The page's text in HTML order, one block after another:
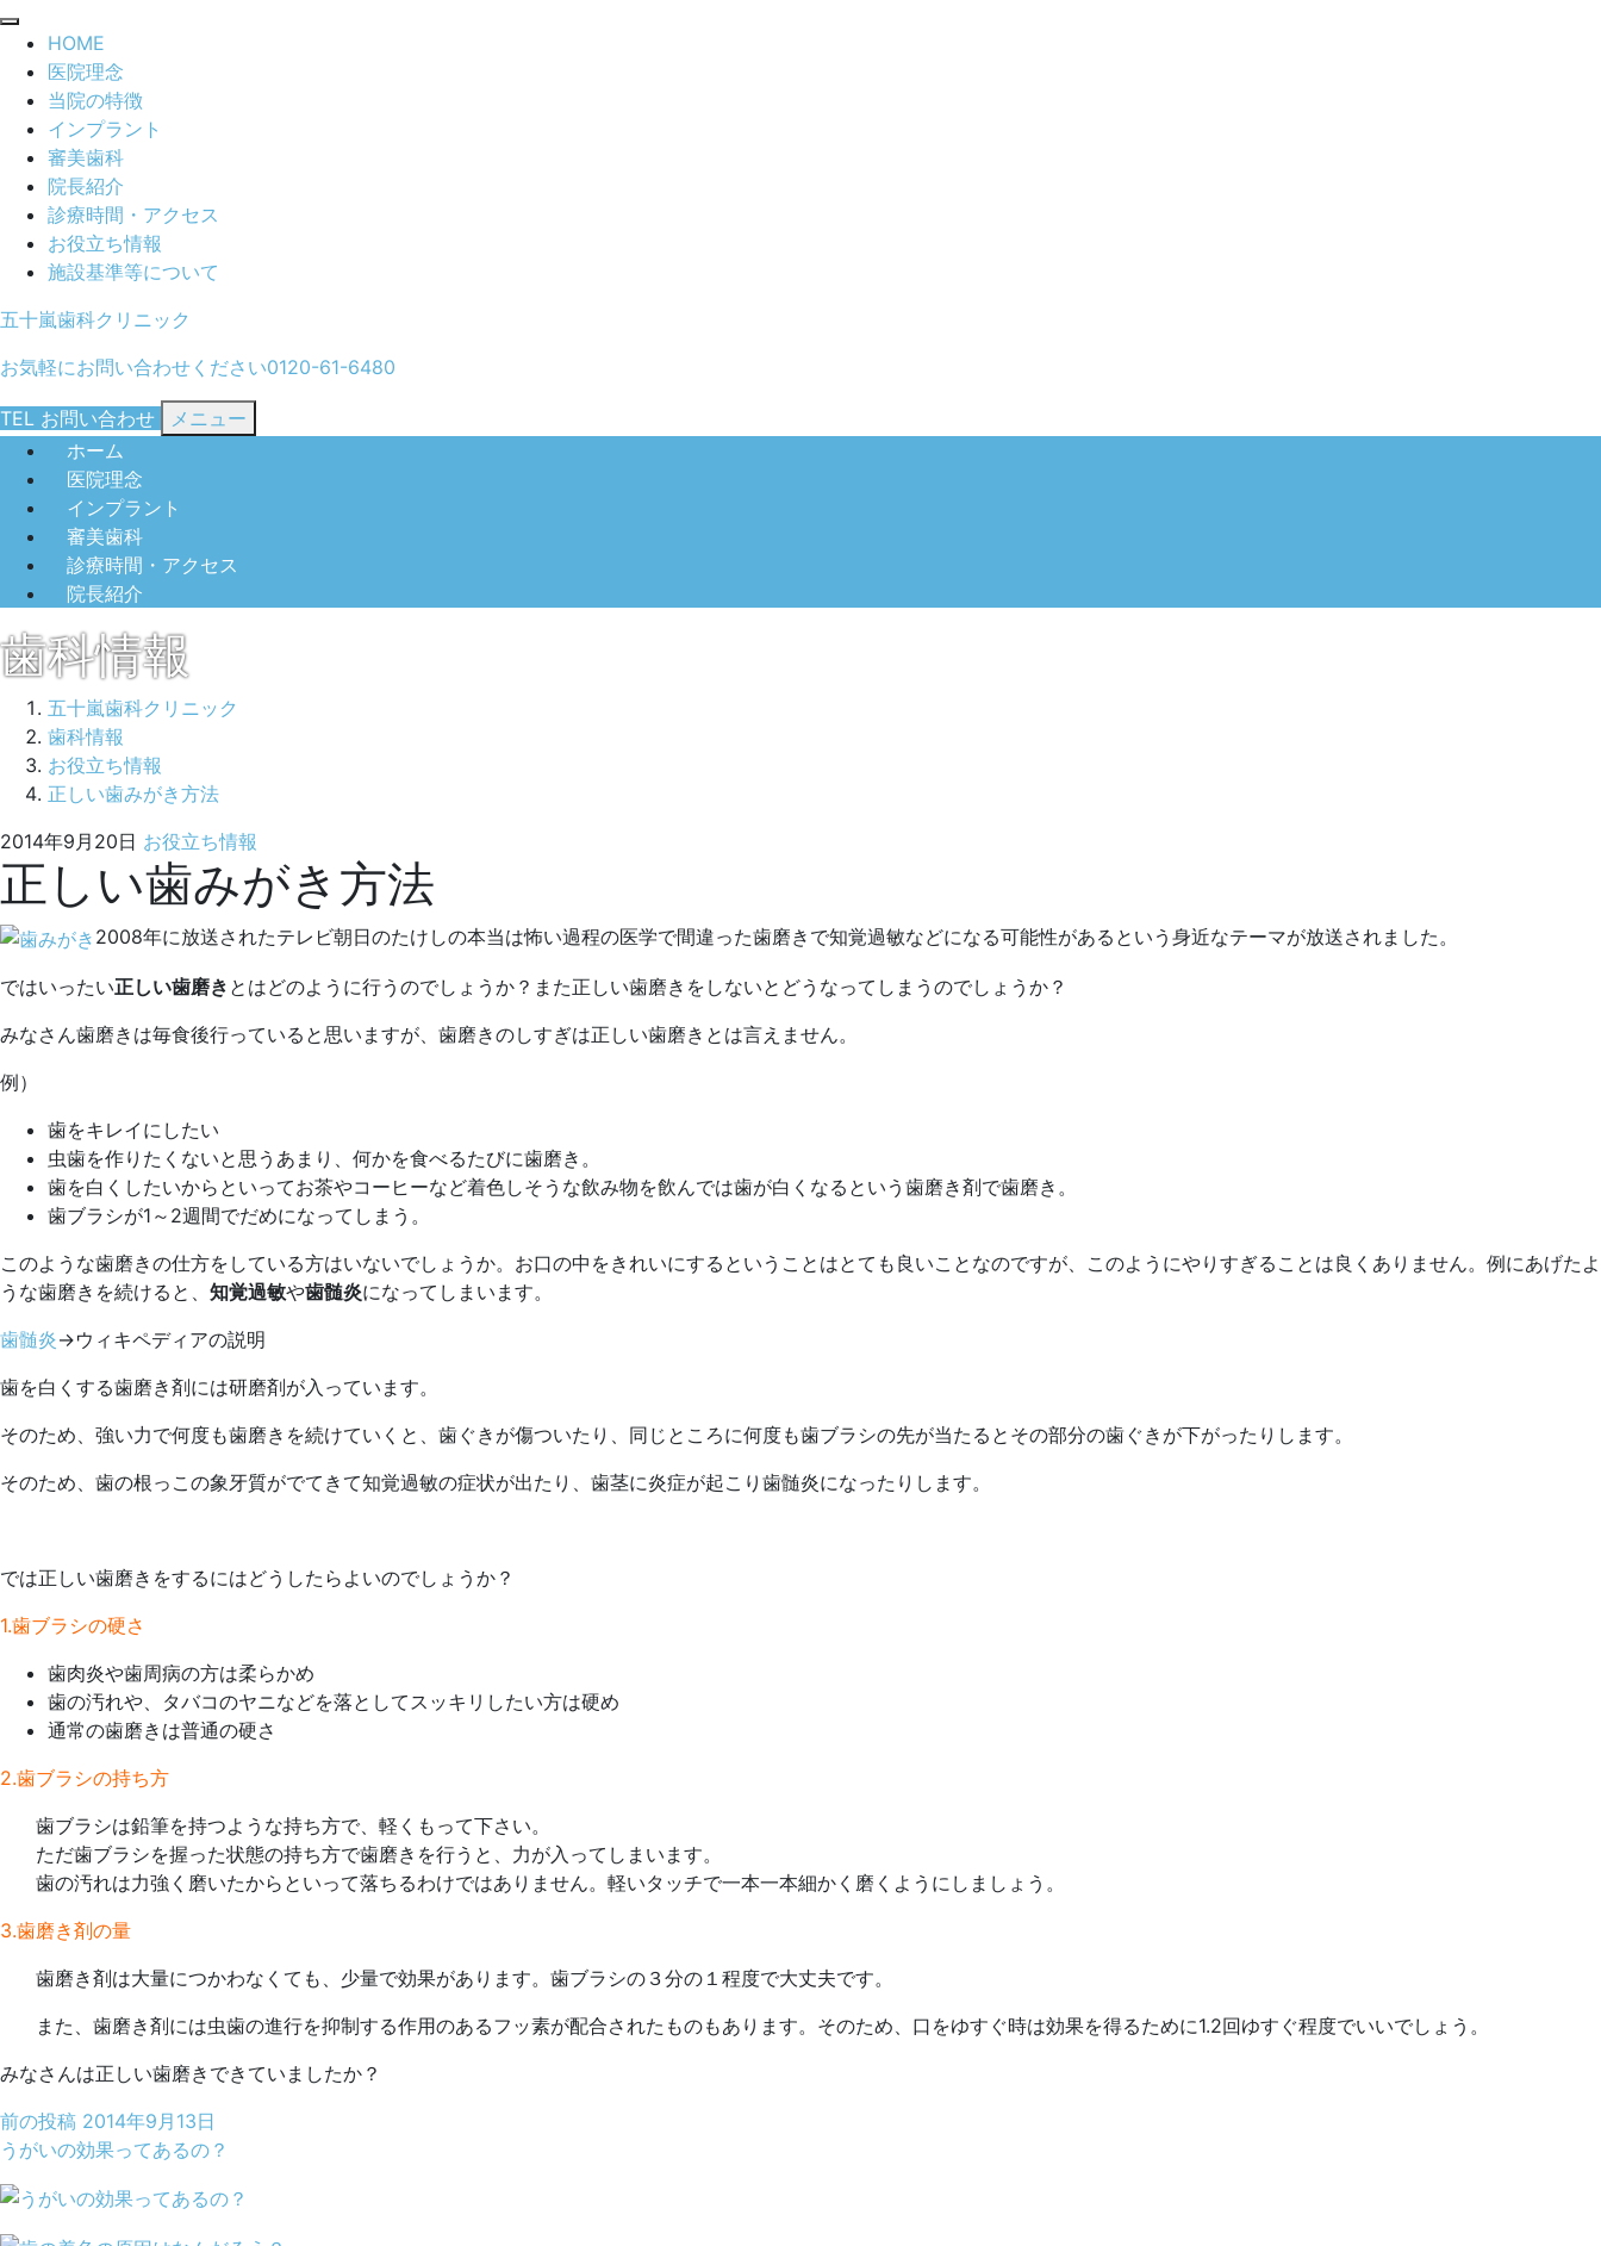
HOME
医院理念
当院の特徴
インプラント
審美歯科
院長紹介
診療時間・アクセス
お役立ち情報
施設基準等について
五十嵐歯科クリニック
お気軽にお問い合わせください0120-61-6480
TEL お問い合わせ
メニュー
ホーム
医院理念
インプラント
審美歯科
診療時間・アクセス
院長紹介
歯科情報
五十嵐歯科クリニック
歯科情報
お役立ち情報
正しい歯みがき方法
2014年9月20日 お役立ち情報
年
9
月
日
十
嵐
歯
ク
ニ
正しい歯みがき方法
2008年に放送されたテレビ朝日のたけしの本当は怖い過程の医学で間違った歯磨きで知覚過敏などになる可能性があるという身近なテーマが放送されました。
ではいったい正しい歯磨き とはどのように行うのでしょうか？ また正しい歯磨きをしないとどうなってしまうのでしょうか？
みなさん歯磨きは毎食後行っていると思いますが、歯磨きのしすぎは正しい歯磨きとは言えません。
例）
歯をキレイにしたい
虫歯を作りたくないと思うあまり、何かを食べるたびに歯磨き。
歯を白くしたいからといってお茶やコーヒーなど着色しそうな飲み物を飲んでは歯が白くなるという歯磨き剤で歯磨き。
歯ブラシが1～2週間でだめになってしまう。
このような歯磨きの仕方をしている方はいないでしょうか。お口の中をきれいにするということはとても良いことなのですが、このようにやりすぎることは良くありません。例にあげたよ
うな歯磨きを続けると、 知覚過敏や歯髄炎になってしまいます。
歯髄炎→ウィキペディアの説明
歯を白くする歯磨き剤には研磨剤が入っています。
そのため、強い力で何度も歯磨きを続けていくと、歯ぐきが傷ついたり、同じところに何度も歯ブラシの先が当たるとその部分の歯ぐきが下がったりします。
そのため、歯の根っこの象牙質がでてきて知覚過敏の症状が出たり、歯茎に炎症が起こり歯髄炎になったりします。
では正しい歯磨きをするにはどうしたらよいのでしょうか？
1.歯ブラシの硬さ
歯肉炎や歯周病の方は柔らかめ
歯の汚れや、タバコのヤニなどを落としてスッキリしたい方は硬め
通常の歯磨きは普通の硬さ
2.歯ブラシの持ち方
歯ブラシは鉛筆を持つような持ち方で、軽くもって下さい。
ただ歯ブラシを握った状態の持ち方で歯磨きを行うと、力が入ってしまいます。
歯の汚れは力強く磨いたからといって落ちるわけではありません。軽いタッチで一本一本細かく磨くようにしましょう。
3.歯磨き剤の量
歯磨き剤は大量につかわなくても、少量で効果があります。歯ブラシの３分の１程度で大丈夫です。
また、歯磨き剤には虫歯の進行を抑制する作用のあるフッ素が配合されたものもあります。 そのため、口をゆすぐ時は効果を得るために1.2回ゆすぐ程度でいいでしょう。
みなさんは正しい歯磨きできていましたか？
前の投稿 2014年9月13日
うがいの効果ってあるの？